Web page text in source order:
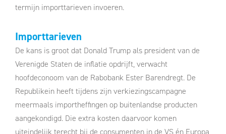
termijn importtarieven invoeren.
Importtarieven
De kans is groot dat Donald Trump als president van de
Verenigde Staten de inflatie opdrijft, verwacht
hoofdeconoom van de Rabobank Ester Barendregt. De
Republikein heeft tijdens zijn verkiezingscampagne
meermaals importheffingen op buitenlandse producten
aangekondigd. Die extra kosten daarvoor komen